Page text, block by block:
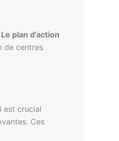
Le plan d’action
de centres
est crucial
Ces